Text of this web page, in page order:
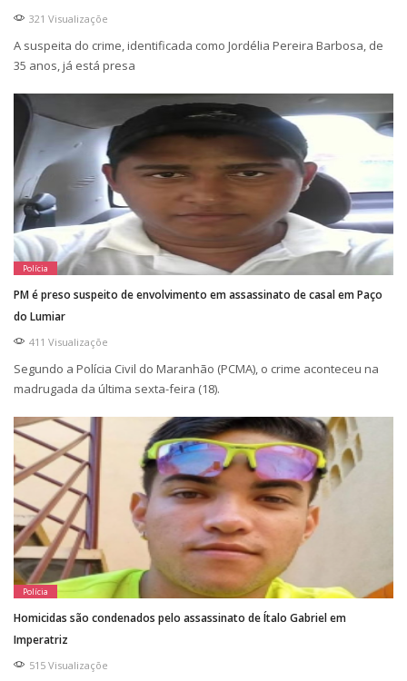
321 Visualizaçõe
A suspeita do crime, identificada como Jordélia Pereira Barbosa, de
35 anos, já está presa
Polícia
PM é preso suspeito de envolvimento em assassinato de casal em Paço
do Lumiar
411 Visualizaçõe
Segundo a Polícia Civil do Maranhão (PCMA), o crime aconteceu na
madrugada da última sexta-feira (18).
Polícia
Homicidas são condenados pelo assassinato de Ítalo Gabriel em
Imperatriz
515 Visualizaçõe